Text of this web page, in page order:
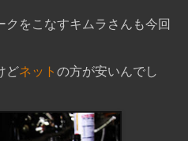
をこなすキムラさんも今回
どネット の方が安いんでし